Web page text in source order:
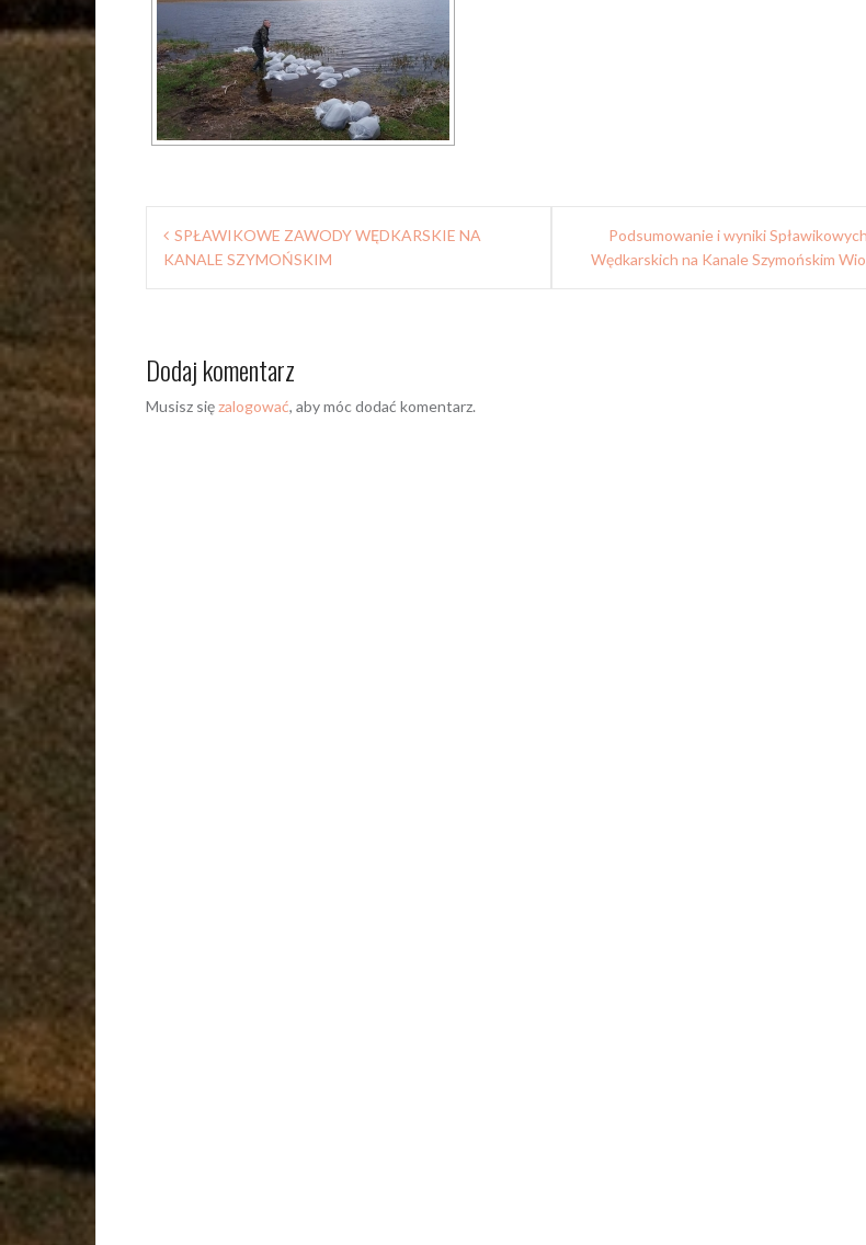
Nawigacja
wpisu
SPŁAWIKOWE ZAWODY WĘDKARSKIE NA
KANALE SZYMOŃSKIM
Podsumowanie i wyniki
Wędkarskich na Kanale Szymońskim
Dodaj komentarz
Musisz sięzalogować, aby móc dodać komentarz.